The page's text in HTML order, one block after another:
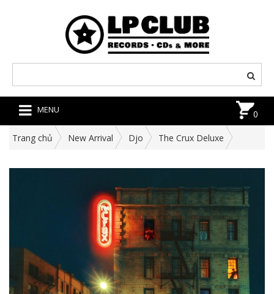
MENU 0
Trang chủ New Arrival Djo The Crux Deluxe